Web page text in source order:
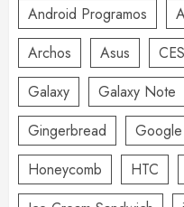
Android Programos
Archos
Asus CES
Galaxy
Galaxy Note
Gingerbread
Google
Honeycomb
HTC